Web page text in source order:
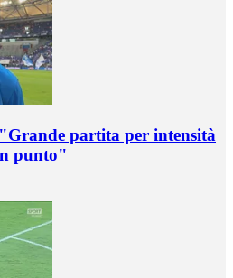
partita per intensità
punto"